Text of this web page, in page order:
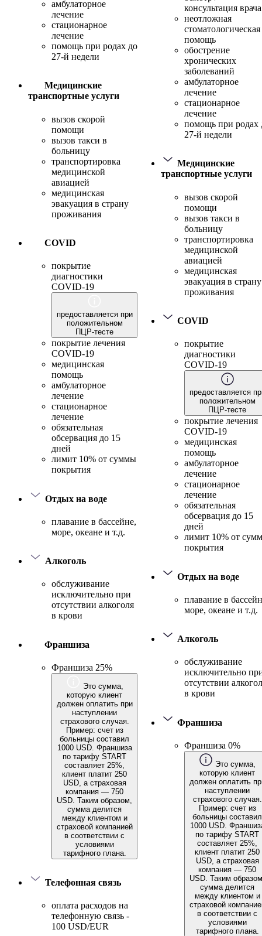
амбулаторное
лечение
стационарное
лечение
помощь при родах до
27-й недели
Медицинские
транспортные услуги
вызов скорой
помощи
вызов такси в
больницу
транспортировка
медицинской
авиацией
медицинская
эвакуация в страну
проживания
COVID
покрытие
диагностики
COVID-19
предоставляется при
положительном
ПЦР-тесте
покрытие лечения
COVID-19
медицинская
помощь
амбулаторное
лечение
стационарное
лечение
обязательная
обсервация до 15
дней
лимит 10% от суммы
покрытия
Отдых на воде
плавание в бассейне,
море, океане и т.д.
Алкоголь
обслуживание
исключительно при
отсутствии алкоголя
в крови
Франшиза
Франшиза 25%
Это сумма,
которую клиент
должен оплатить при
наступлении
страхового случая.
Пример: счет из
больницы составил
1000 USD. Франшиза
по тарифу START
составляет 25%,
клиент платит 250
USD, а страховая
компания — 750
USD. Таким образом,
сумма делится
между клиентом и
страховой компанией
в соответствии с
условиями
тарифного плана.
Телефонная связь
оплата расходов на
телефонную связь -
100 USD/EUR
консультация врача
неотложная
стоматологическая
помощь
обострение
хронических
заболеваний
амбулаторное
лечение
стационарное
лечение
помощь при родах
27-й недели
Медицинские
транспортные услуги
вызов скорой
помощи
вызов такси в
больницу
транспортировка
медицинской
авиацией
медицинская
эвакуация в страну
проживания
COVID
покрытие
диагностики
COVID-19
предоставляется
положительном
ПЦР-тесте
покрытие лечения
COVID-19
медицинская
помощь
амбулаторное
лечение
стационарное
лечение
обязательная
обсервация до 15
дней
лимит 10% от
покрытия
Отдых на воде
плавание в
море, океане и т.д.
Алкоголь
обслуживание
исключительно
отсутствии
в крови
Франшиза
Франшиза 0%
Это сумма,
которую клиент
должен оплатить
наступлении
страхового случая.
Пример: счет из
больницы составил
1000 USD.
по тарифу START
составляет 25%,
клиент платит 250
USD, а страховая
компания — 750
USD. Таким
сумма делится
между клиентом и
страховой
в соответствии с
условиями
тарифного плана.